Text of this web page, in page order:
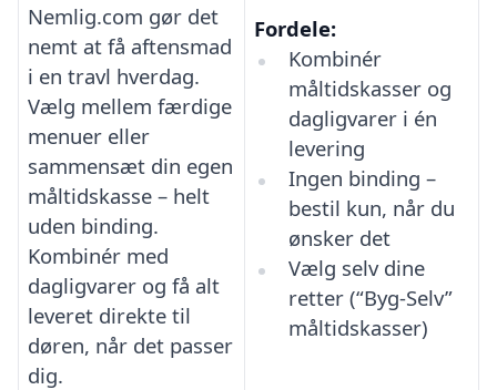
Nemlig.com gør det
nemt at få aftensmad
i en travl hverdag.
Vælg mellem færdige
menuer eller
sammensæt din egen
måltidskasse – helt
uden binding.
Kombinér med
dagligvarer og få alt
leveret direkte til
døren, når det passer
dig.
Fordele:
Kombinér
måltidskasser og
dagligvarer i én
levering
Ingen binding –
bestil kun, når du
ønsker det
Vælg selv dine
retter (“Byg-Selv”
måltidskasser)